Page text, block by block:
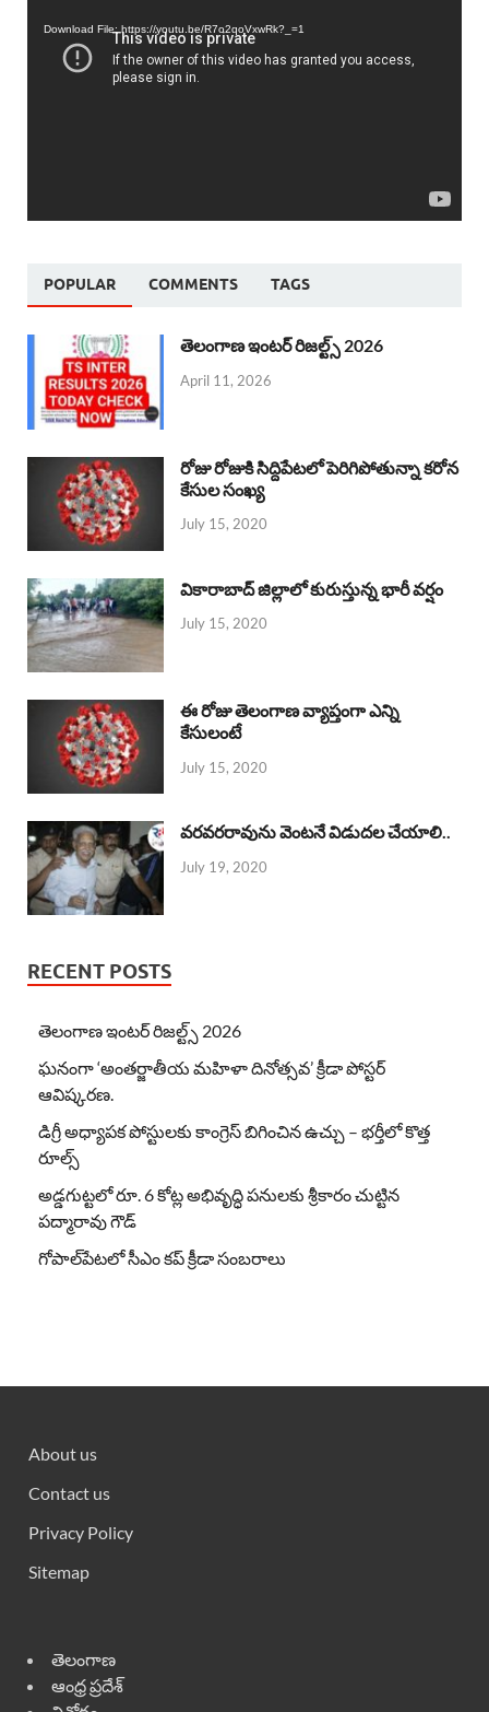
Download File: https://youtu.be/R7o2qoVxwRk?_=1
POPULAR COMMENTS TAGS
తెలంగాణ ఇంటర్ రిజల్ట్స్ 2026
April 11, 2026
రోజు రోజుకి సిద్దిపేటలో పెరిగిపోతున్నా కరోన
కేసుల సంఖ్య
July 15, 2020
వికారాబాద్ జిల్లాలో కురుస్తున్న భారీ వర్షం
July 15, 2020
ఈ రోజు తెలంగాణ వ్యాప్తంగా ఎన్ని
కేసులంటే
July 15, 2020
వరవరరావును వెంటనే విడుదల చేయాలి..
July 19, 2020
RECENT POSTS
తెలంగాణ ఇంటర్ రిజల్ట్స్ 2026
ఘనంగా ‘అంతర్జాతీయ మహిళా దినోత్సవ’ క్రీడా పోస్టర్
ఆవిష్కరణ.
డిగ్రీ అధ్యాపక పోస్టులకు కాంగ్రెస్ బిగించిన ఉచ్చు – భర్తీలో కొత్త
రూల్స్
అడ్డగుట్టలో రూ. 6 కోట్ల అభివృద్ధి పనులకు శ్రీకారం చుట్టిన
పద్మారావు గౌడ్
గోపాల్‌పేటలో సీఎం కప్ క్రీడా సంబరాలు
About us
Contact us
Privacy Policy
Sitemap
తెలంగాణ
ఆంధ్ర ప్రదేశ్